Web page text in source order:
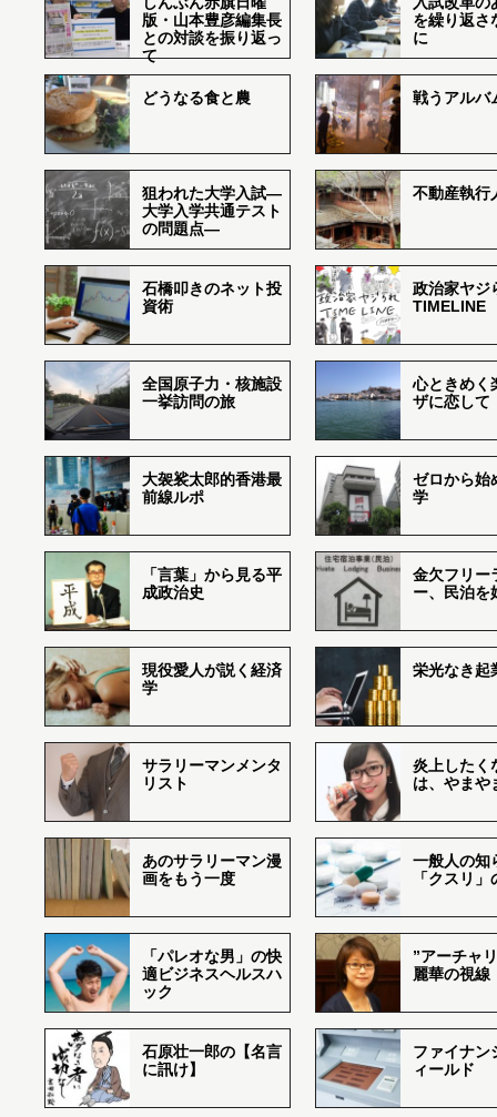
版・山本豊彦編集長
との対談を振り返っ
て
を繰り返さ
に
どうなる食と農 戦うアルバ
狙われた大学入試―
大学入学共通テスト
の問題点―
不動産執行
石橋叩きのネット投
資術
政治家ヤジ
TIMELINE
全国原子力・核施設
一挙訪問の旅
心ときめく
ザに恋して
大袈裟太郎的香港最
前線ルポ
ゼロから始
学
「言葉」から見る平
成政治史
金欠フリー
ー、民泊を
現役愛人が説く経済
学
栄光なき起
サラリーマンメンタ
リスト
炎上したく
は、やまや
あのサラリーマン漫
画をもう一度
一般人の知
「クスリ
「パレオな男」の快
適ビジネスヘルスハ
ック
”アーチャ
麗華の視線
石原壮一郎の【名言
に訊け】
ファイナン
ィールド